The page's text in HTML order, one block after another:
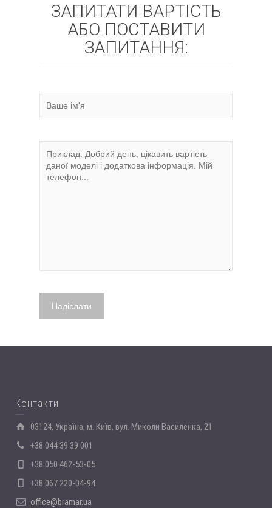
ЗАПИТАТИ ВАРТІСТЬ
АБО ПОСТАВИТИ
ЗАПИТАННЯ:
Контакти
03124, Україна, м. Київ, вул. Миколи Василенка, 21
+38 044 39 39 001
+38 050 462-53-05
+38 067 220-04-94
office@bramar.ua